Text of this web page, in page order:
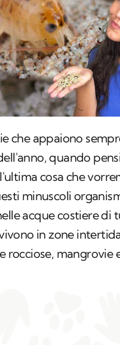
che appaiono
quando
cosa che
minuscoli
acque costiere di
in zone
rocciose, mangrovie